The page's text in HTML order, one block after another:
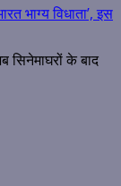
भाग्य विधाता’, इस
सिनेमाघरों के बाद